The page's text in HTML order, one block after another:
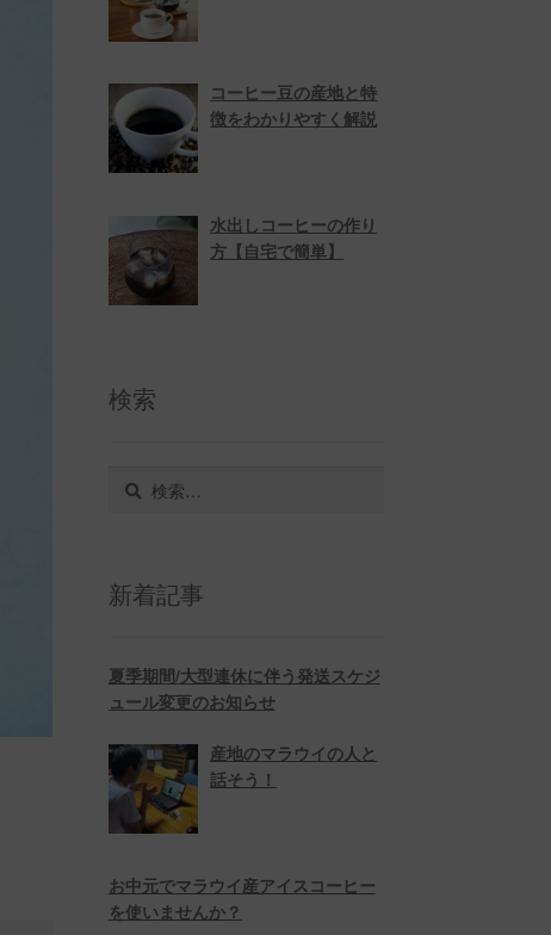
コーヒー豆の産地と特
徴をわかりやすく解説
水出しコーヒーの作り
方【自宅で簡単】
検索
新着記事
夏季期間/大型連休に伴う発送スケジ
ュール変更のお知らせ
産地のマラウイの人と
話そう！
お中元でマラウイ産アイスコーヒー
を使いませんか？